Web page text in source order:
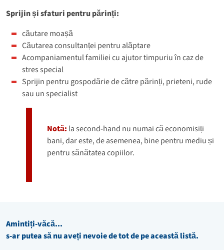
Sprijin și sfaturi pentru părinți:
căutare moașă
Căutarea consultanței pentru alăptare
Acompaniamentul familiei cu ajutor timpuriu în caz de
stres special
Sprijin pentru gospodărie de către părinți, prieteni, rude
sau un specialist
Notă: la second-hand nu numai că economisiți
bani, dar este, de asemenea, bine pentru mediu și
pentru sănătatea copiilor.
Amintiți-văcă...
s-ar putea să nu aveți nevoie de tot de pe această listă.